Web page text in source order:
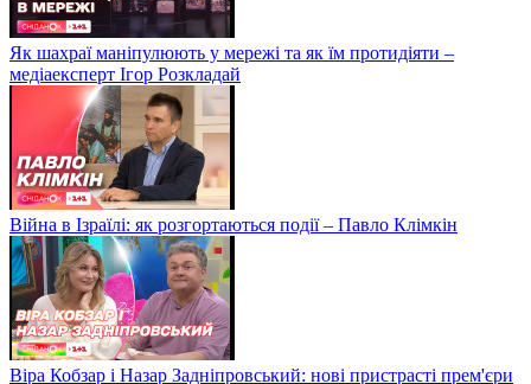
Як шахраї маніпулюють у мережі та як їм протидіяти –
медіаексперт Ігор Розкладай
Війна в Ізраїлі: як розгортаються події – Павло Клімкін
Віра Кобзар і Назар Задніпровський: нові пристрасті прем'єри